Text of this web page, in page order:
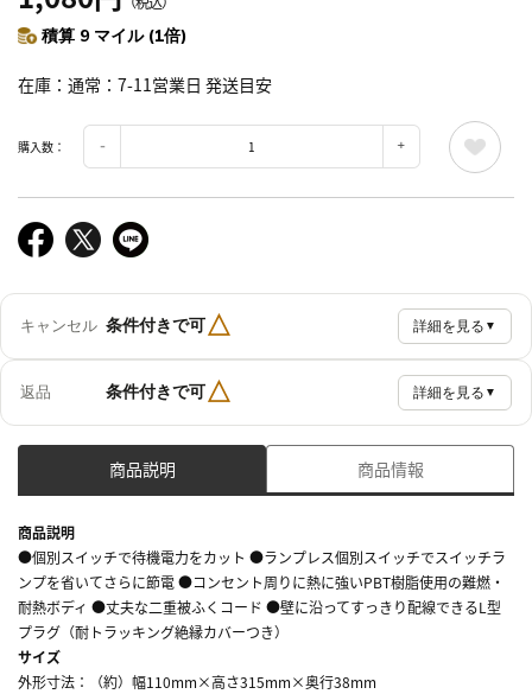
積算 9 マイル (1倍)
在庫 通常：7-11営業日 発送目安
購入数：
キャンセル 条件付きで可△ 詳細を見る ▼
返品 条件付きで可△ 詳細を見る ▼
商品説明 商品情報
商品説明
●個別スイッチで待機電力をカット ●ランプレス個別スイッチでスイッチラ
ンプを省いてさらに節電 ●コンセント周りに熱に強いPBT樹脂使用の難燃・
耐熱ボディ ●丈夫な二重被ふくコード ●壁に沿ってすっきり配線できるL型
プラグ（耐トラッキング絶縁カバーつき）
サイズ
外形寸法：（約）幅110mm×高さ315mm×奥行38mm